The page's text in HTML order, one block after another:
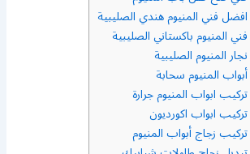
افضل فني المنيوم هندي الصليبية
فني المنيوم باكستاني الصليبية
نجار المنيوم الصليبية
أبواب المنيوم سحابة
تركيب ابواب المنيوم جرارة
تركيب ابواب اكورديون
تركيب زجاج أبواب المنيوم